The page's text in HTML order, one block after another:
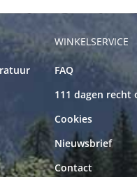
WINKELSERVICE
FAQ
111 dagen recht
Cookies
Nieuwsbrief
Contact